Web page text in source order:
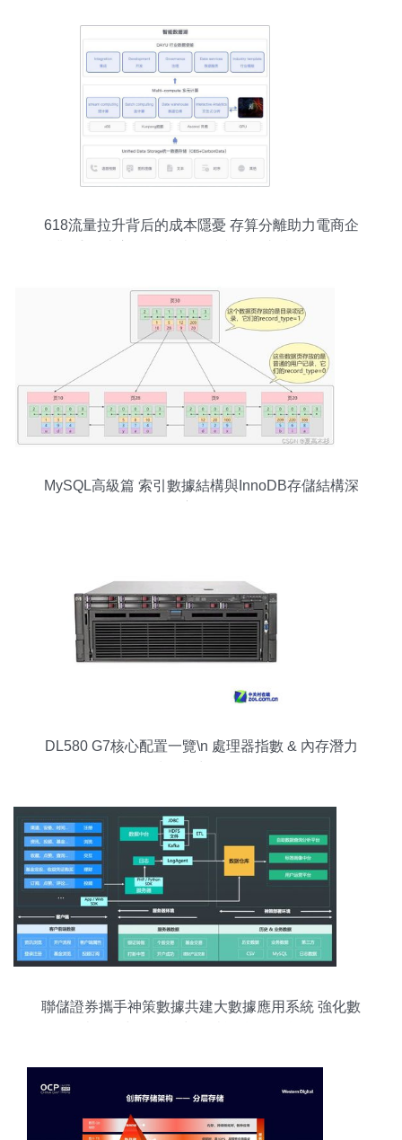
618流量拉升背后的成本隱憂 存算分離助力電商企
MySQL高級篇 索引數據結構與InnoDB存儲結構深
DL580 G7核心配置一覽\n 處理器指數 & 內存潛力
聯儲證券攜手神策數據共建大數據應用系統 強化數